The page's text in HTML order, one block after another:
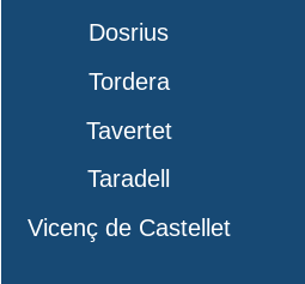
Dosrius
Tordera
Tavertet
Taradell
Vicenç de Castellet